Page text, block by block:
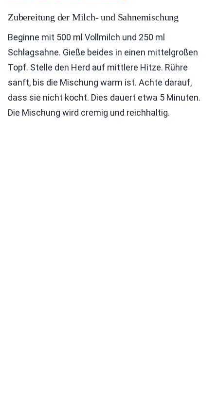
Zubereitung der Milch- und Sahnemischung
Beginne mit 500 ml Vollmilch und 250 ml
Schlagsahne. Gieße beides in einen mittelgroßen
Topf. Stelle den Herd auf mittlere Hitze. Rühre
sanft, bis die Mischung warm ist. Achte darauf,
dass sie nicht kocht. Dies dauert etwa 5 Minuten.
Die Mischung wird cremig und reichhaltig.